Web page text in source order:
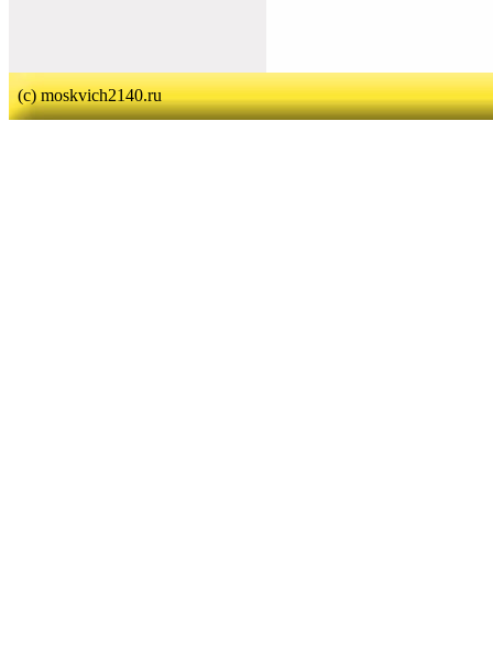
(c) moskvich2140.ru